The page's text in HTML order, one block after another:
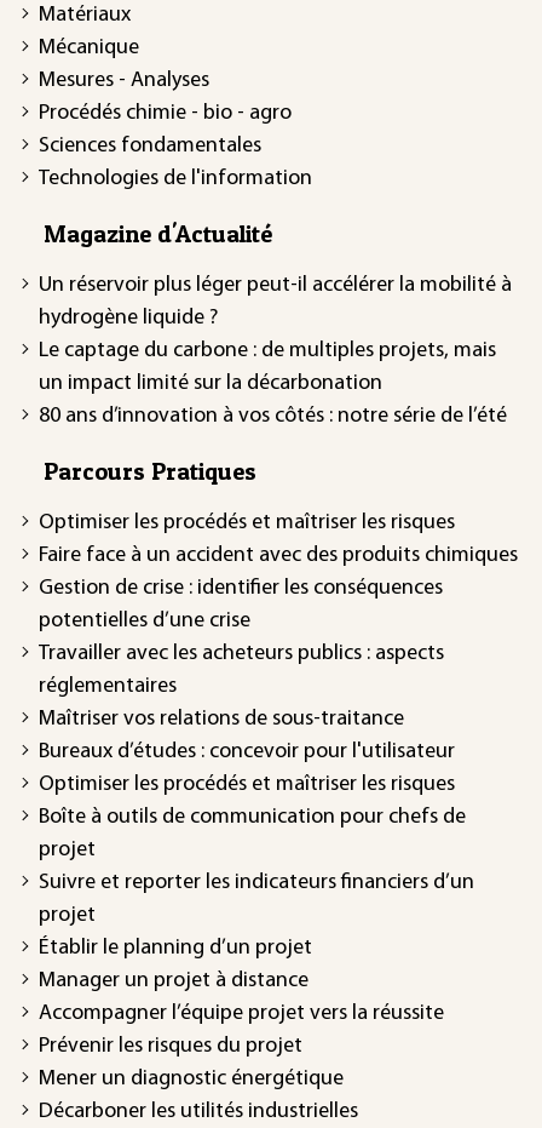
Matériaux
Mécanique
Mesures - Analyses
Procédés chimie - bio - agro
Sciences fondamentales
Technologies de l'information
Magazine d'Actualité
Un réservoir plus léger peut-il accélérer la mobilité à
hydrogène liquide ?
Le captage du carbone : de multiples projets, mais
un impact limité sur la décarbonation
80 ans d’innovation à vos côtés : notre série de l’été
Parcours Pratiques
Optimiser les procédés et maîtriser les risques
Faire face à un accident avec des produits chimiques
Gestion de crise : identifier les conséquences
potentielles d’une crise
Travailler avec les acheteurs publics : aspects
réglementaires
Maîtriser vos relations de sous-traitance
Bureaux d’études : concevoir pour l'utilisateur
Optimiser les procédés et maîtriser les risques
Boîte à outils de communication pour chefs de
projet
Suivre et reporter les indicateurs financiers d’un
projet
Établir le planning d’un projet
Manager un projet à distance
Accompagner l’équipe projet vers la réussite
Prévenir les risques du projet
Mener un diagnostic énergétique
Décarboner les utilités industrielles